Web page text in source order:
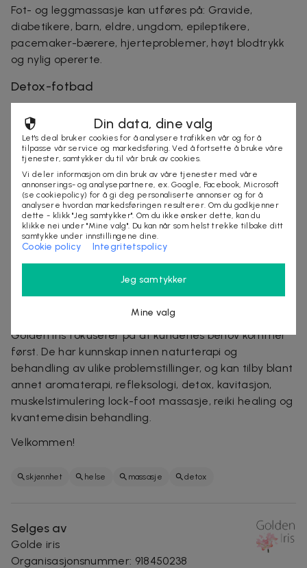
Fot- og leggmassasje kan utføres på: Gravide,
diabetikere, barn, eldre, ungdom, epileptikere,
pacemaker-bærere, hjerteproblemer, høyt blodtrykk
og nylig opererte.
Detox-fotbad
avfallstoffer. Det er bra for konsentrasjonsevne,
hukommelse og eventuelle allergier og eksemer.
Detox-fotbad renser kroppen for tungmetaller,
sopper, bakterier og virus, og immunforsvaret styrkes.
Det reduserer fett og du føler deg yngre og mer
energisk!
Merk!Detox-bad kan ikke utføres på gravide eller
ammende, personer med pacemaker, mentale
sykdommer, alkoholisme, blodsykdommer, epilepsi,
metalimplantater eller om du nettopp har blitt operert.
Golden Iris fokuserer på at kundenes behov kommer
først. De har kunnskap innen naturterapi og
behandling av ulike problemstillinger, og kan tilby blant
annet aromaterapi, refleksologi, detox, kavitasjon,
muskelstimulering lock-foot massasje, reiki healing og
kvantemedisin behandling.
Velkommen!
skjønnhet helse massasje detox
Selges av
Golde iris
Organisasjonsnummer: 918450238
Din data, dine valg
Let's deal bruker cookies for å analysere trafikken vår og for å
tilpasse vår service og markedsføring. Ved å fortsette å bruke våre
tjenester, samtykker du til vår bruk av cookies.
Vi deler informasjon om din bruk av våre tjenester med våre
annonserings- og analysepartnere, ex. Google, Facebook, Microsoft
(se cookiepolicy) for å gi deg personaliserte annonser og for å
analysere hvordan markedsføringen resulterer. Om du godkjenner
dette - klikk "Jeg samtykker". Om du ikke ønsker dette, kan du
klikke nei under "Mine valg". Du kan når som helst trekke tilbake ditt
samtykke under innstillingene dine.
Cookie policy Integritetspolicy
Jeg samtykker
Mine valg